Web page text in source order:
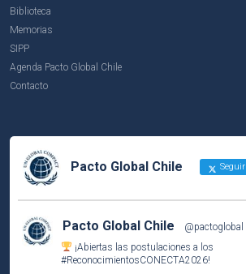
Biblioteca
Memorias
SIPP
Agenda Pacto Global Chile
Contacto
Pacto Global Chile Seguir
Pacto Global Chile @pactoglobal
¡Abiertas las postulaciones a los
#ReconocimientosCONECTA2026!